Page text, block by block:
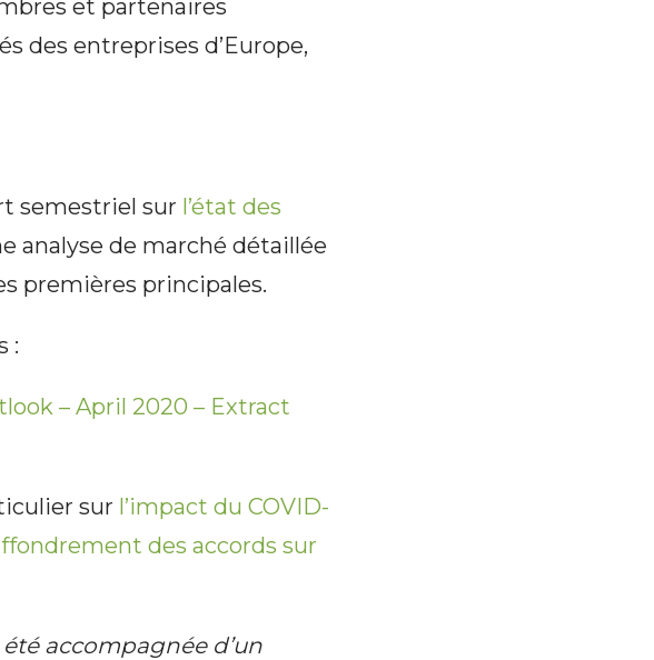
et partenaires
des entreprises d’Europe,
semestriel sur l’état des
analyse de marché détaillée
premières principales.
:
– April 2020 – Extract
sur l’impact du COVID-
des accords sur
été accompagnée d’un